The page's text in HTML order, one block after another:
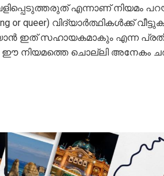
എന്നാണ് നിയമം
or queer) വിദ്യാർത്ഥികൾക്ക്
ഇത് സഹായകമാകും എന്ന
ഈ നിയമത്തെ ചൊല്ലി അനേകം